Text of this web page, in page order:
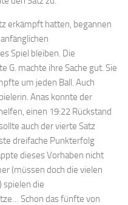
erkämpft hatten, begannen
Spiel bleiben. Die
G. machte ihre Sache gut. Sie
um jeden Ball. Auch
Anas konnte der
einen 19:22 Rückstand
auch der vierte Satz
dreifache Punkterfolg
dieses Vorhaben nicht
(müssen doch die vielen
spielen die
Schon das fünfte von